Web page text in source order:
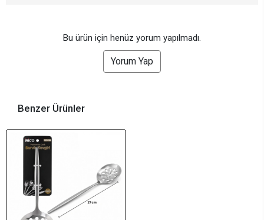
Bu ürün için henüz yorum yapılmadı.
Yorum Yap
Benzer Ürünler